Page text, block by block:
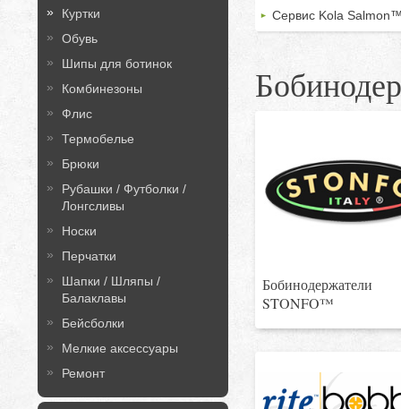
Куртки
Обувь
Шипы для ботинок
Комбинезоны
Флис
Термобелье
Брюки
Рубашки / Футболки /
Лонгсливы
Носки
Перчатки
Шапки / Шляпы /
Балаклавы
Бейсболки
Мелкие аксессуары
Ремонт
Сервис Kola
Бобинодержатели
STONFO™